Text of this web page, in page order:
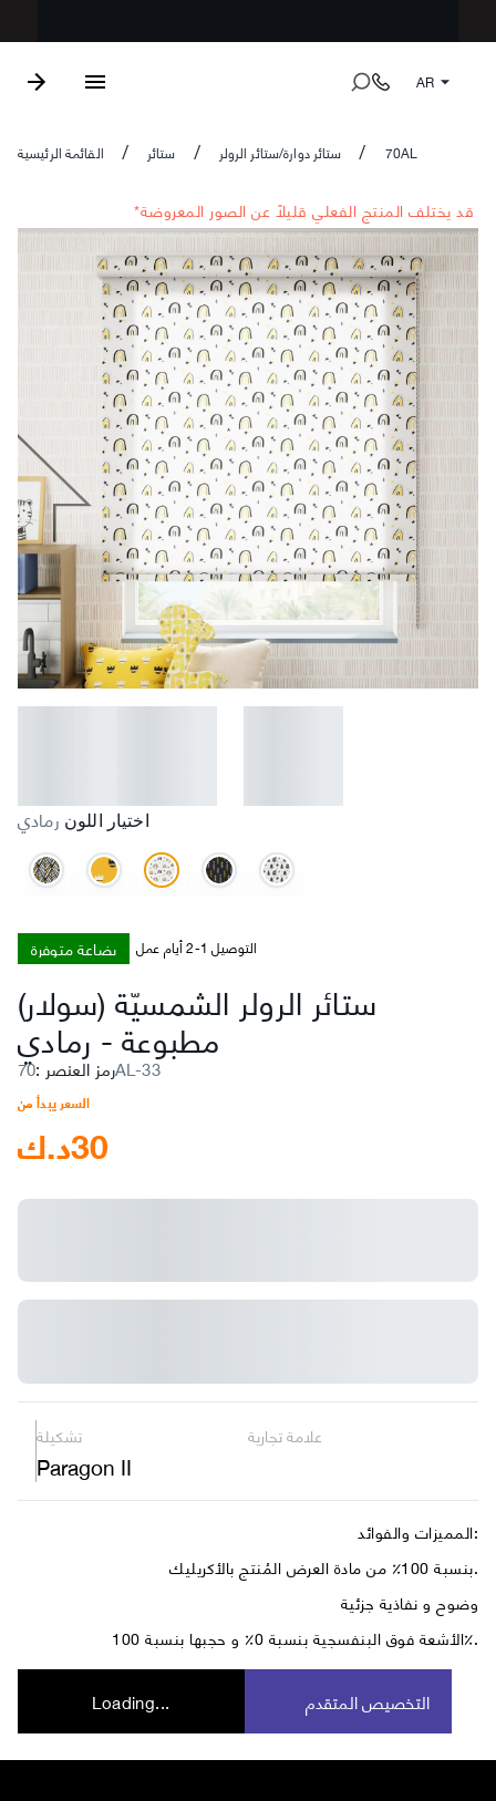
AR
القائمة الرئيسية / ستائر / ستائر دوارة/ستائر الرولر / 70AL
*قد يختلف المنتج الفعلي قليلاً عن الصور المعروضة
اختيار اللون رمادي
بضاعة متوفرة التوصيل 1-2 أيام عمل
ستائر الرولر الشمسيّة (سولار)
مطبوعة-رمادي
رمز العنصر : 70AL-33
السعر يبدأ من
د.ك30
تشكيلة
Paragon II
علامة تجارية
المميزات والفوائد:
بنسبة 100٪ من مادة العرض المُنتج بالأكريليك.
وضوح و نفاذية جزئية
الأشعة فوق البنفسجية بنسبة 0٪ و حجبها بنسبة 100٪.
Loading... التخصيص المتقدم